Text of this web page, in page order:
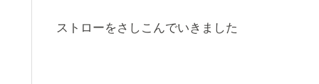
ストローをさしこんでいきました